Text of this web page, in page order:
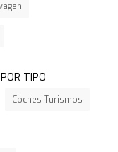
TIPO
Coches Turismos